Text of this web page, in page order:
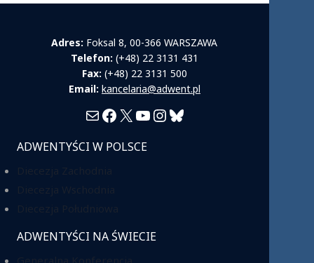
Adres: Foksal 8, 00-366 WARSZAWA
Telefon: (+48) 22 3131 431
Fax: (+48) 22 3131 500
Email: kancelaria@adwent.pl
MailFacebook
X YouTube
Instagram
Bluesky
ADWENTYŚCI W POLSCE
ADWENTYŚCI NA ŚWIECIE